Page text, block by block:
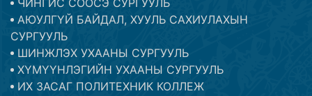
ЧИНГИС СООСЭ СУРГУУЛЬ
АЮУЛГҮЙ БАЙДАЛ, ХУУЛЬ САХИУЛАХЫН
СУРГУУЛЬ
ШИНЖЛЭХ УХААНЫ СУРГУУЛЬ
ХҮМҮҮНЛЭГИЙН УХААНЫ СУРГУУЛЬ
ИХ ЗАСАГ ПОЛИТЕХНИК КОЛЛЕЖ